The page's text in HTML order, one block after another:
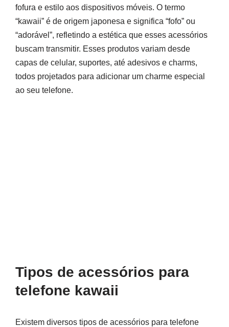
fofura e estilo aos dispositivos móveis. O termo
“kawaii” é de origem japonesa e significa “fofo” ou
“adorável”, refletindo a estética que esses acessórios
buscam transmitir. Esses produtos variam desde
capas de celular, suportes, até adesivos e charms,
todos projetados para adicionar um charme especial
ao seu telefone.
Tipos de acessórios para
telefone kawaii
Existem diversos tipos de acessórios para telefone